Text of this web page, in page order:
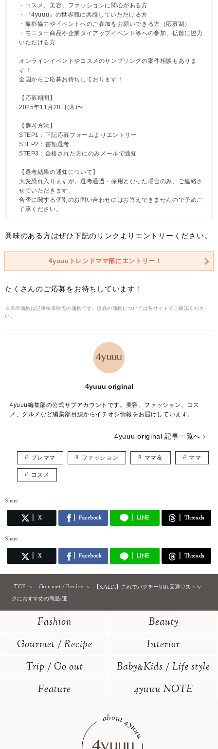
・コスメ、美容、ファッションに関心がある方
・『4yuuu』の世界観に共感していただける方
・撮影協力やイベントへのご参加をお願いできる方（応募制）
・モニター商品や企業タイアップイベント等への参加、拡散に協力
いただける方
オンラインイベントやコスメのサンプリングの案件相談もありま
す！
全国からご応募お待ちしております！
【応募期間】
2025年11月20日(木)〜
【選考方法】
STEP1：下記応募フォームよりエントリー
STEP2：書類選考
STEP3：合格された方にのみメールで通知
【選考結果の通知について】
大変恐れ入りますが、選考通過・採用となった場合のみ、ご連絡さ
せていただきます。
合否に関する個別のお問い合わせにはお答えできませんので予めご
了承ください。
興味のある方はぜひ下記のリンクよりエントリーください。
4yuuuトレンドママ部にエントリー！
たくさんのご応募をお待ちしています！
※表示価格は記事執筆時点の価格です。現在の価格については各サイトでご確認くださ
い。
4yuuu original
4yuuu編集部の公式サブアカウントです。美容、ファッション、コス
メ、グルメなど編集部目線からイチオシ情報をお届けしています。
4yuuu original 記事一覧へ
プレママ ファッション ママ友 ママ
コスメ
Share
X Facebook LINE Threads
Share
X Facebook LINE Threads
TOP Gourmet / Recipe
【KALDI】これでパクチー切れ回避♡ストッ
クにおすすめの商品5選
Fashion
Beauty
Gourmet / Recipe
Interior
Trip / Go out
Baby&Kids / Life style
Feature
4yuuu NOTE